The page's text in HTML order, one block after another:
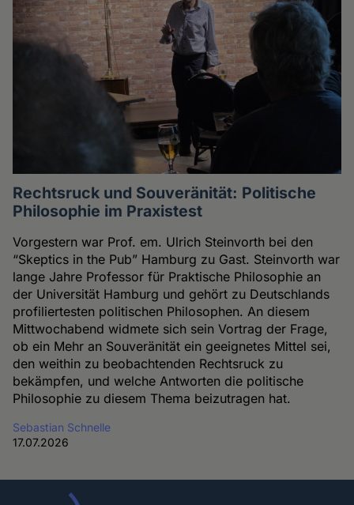
Rechtsruck und Souveränität: Politische
Philosophie im Praxistest
Vorgestern war Prof. em. Ulrich Steinvorth bei den
“Skeptics in the Pub” Hamburg zu Gast. Steinvorth war
lange Jahre Professor für Praktische Philosophie an
der Universität Hamburg und gehört zu Deutschlands
profiliertesten politischen Philosophen. An diesem
Mittwochabend widmete sich sein Vortrag der Frage,
ob ein Mehr an Souveränität ein geeignetes Mittel sei,
den weithin zu beobachtenden Rechtsruck zu
bekämpfen, und welche Antworten die politische
Philosophie zu diesem Thema beizutragen hat.
Sebastian Schnelle
17.07.2026